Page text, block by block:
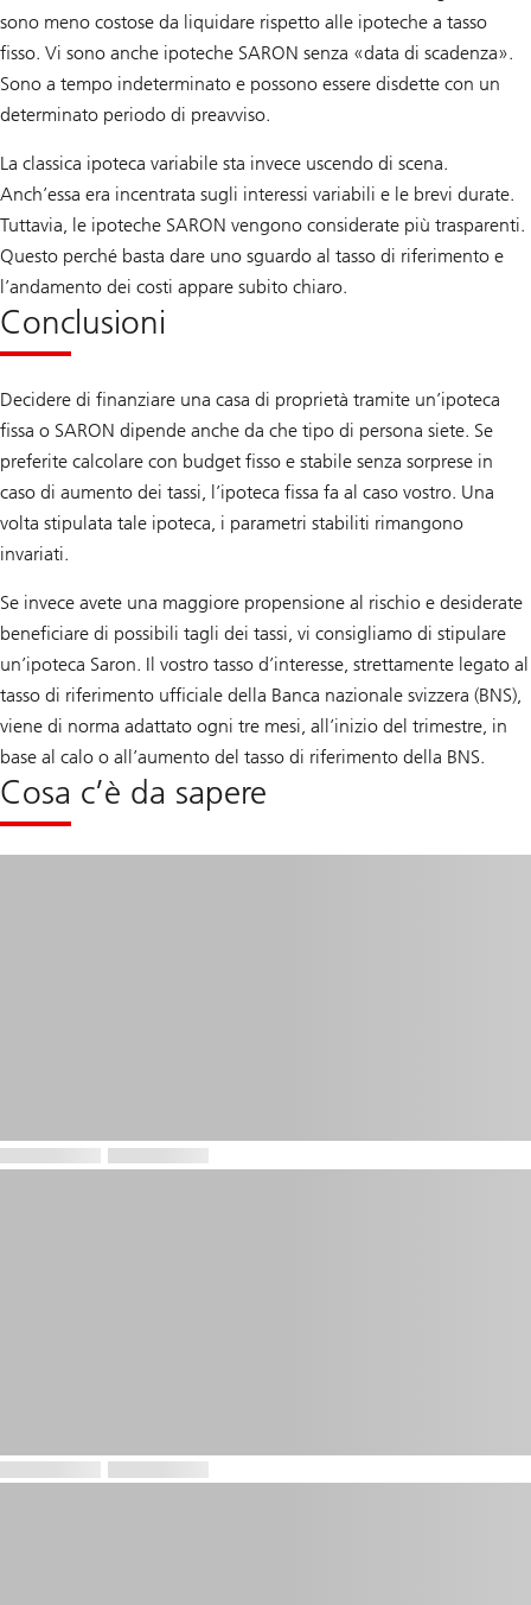
sono meno costose da liquidare rispetto alle ipoteche a tasso
fisso. Vi sono anche ipoteche SARON senza «data di scadenza».
Sono a tempo indeterminato e possono essere disdette con un
determinato periodo di preavviso.
La classica ipoteca variabile sta invece uscendo di scena.
Anch’essa era incentrata sugli interessi variabili e le brevi durate.
Tuttavia, le ipoteche SARON vengono considerate più trasparenti.
Questo perché basta dare uno sguardo al tasso di riferimento e
l’andamento dei costi appare subito chiaro.
Conclusioni
Decidere di finanziare una casa di proprietà tramite un’ipoteca
fissa o SARON dipende anche da che tipo di persona siete. Se
preferite calcolare con budget fisso e stabile senza sorprese in
caso di aumento dei tassi, l’ipoteca fissa fa al caso vostro. Una
volta stipulata tale ipoteca, i parametri stabiliti rimangono
invariati.
Se invece avete una maggiore propensione al rischio e desiderate
beneficiare di possibili tagli dei tassi, vi consigliamo di stipulare
un’ipoteca Saron. Il vostro tasso d’interesse, strettamente legato al
tasso di riferimento ufficiale della Banca nazionale svizzera (BNS),
viene di norma adattato ogni tre mesi, all’inizio del trimestre, in
base al calo o all’aumento del tasso di riferimento della BNS.
Cosa c’è da sapere